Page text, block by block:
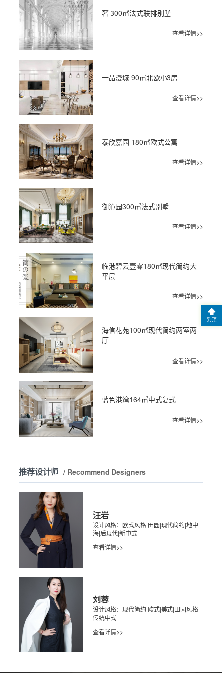
奢 300㎡法式联排别墅
查看详情>>
一品漫城 90㎡北欧小3房
查看详情>>
泰欣嘉园 180㎡欧式公寓
查看详情>>
御沁园300㎡法式别墅
查看详情>>
临港碧云壹零180㎡现代简约大
平层
查看详情>>
海信花苑100㎡现代简约两室两
厅
查看详情>>
蓝色港湾164㎡中式复式
查看详情>>
推荐设计师 / Recommend Designers
汪岩
设计风格：欧式风格|田园|现代简约|地中
海|后现代|新中式
查看详情>>
刘蓉
设计风格：现代简约|欧式|美式|田园风格|
传统中式
查看详情>>
到顶